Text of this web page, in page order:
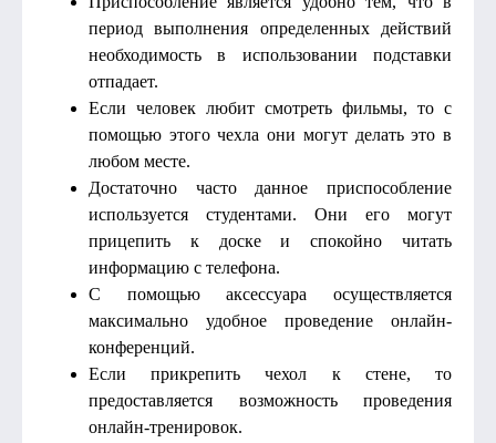
период выполнения определенных действий
необходимость в использовании подставки
отпадает.
Если человек любит смотреть фильмы, то с
помощью этого чехла они могут делать это в
любом месте.
Достаточно часто данное приспособление
используется студентами. Они его могут
прицепить к доске и спокойно читать
информацию с телефона.
С помощью аксессуара осуществляется
максимально удобное проведение онлайн-
конференций.
Если прикрепить чехол к стене, то
предоставляется возможность проведения
онлайн-тренировок.